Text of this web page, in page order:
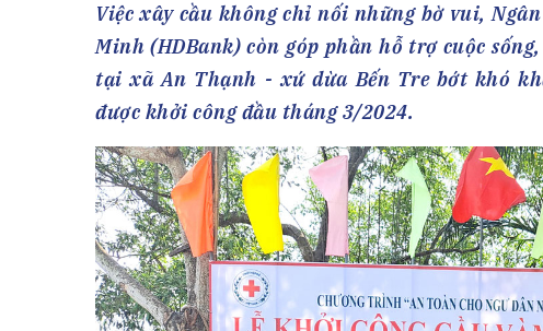
VNBA các thời kỳ
Thành tích – Giải thưởng
Bộ Chuẩn mực Đạo đức nghề nghiệp
Đào tạo
Fintech
Thanh toán
Nhà quản trị
Cơ hội việc làm
GÓP Ý CHÍNH SÁCH
Dự thảo luật
Việc xây cầu không chỉ nối những bờ vui,
Minh (HDBank) còn góp phần hỗ trợ cuộc
tại xã An Thạnh - xứ dừa Bến Tre bớt khó
được khởi công đầu tháng 3/2024.